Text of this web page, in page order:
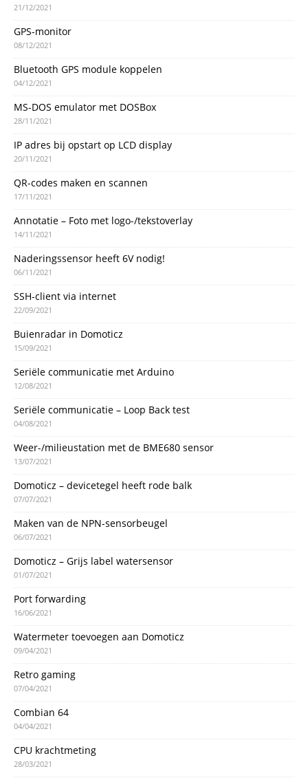
21/12/2021
GPS-monitor
08/12/2021
Bluetooth GPS module koppelen
04/12/2021
MS-DOS emulator met DOSBox
28/11/2021
IP adres bij opstart op LCD display
20/11/2021
QR-codes maken en scannen
17/11/2021
Annotatie – Foto met logo-/tekstoverlay
14/11/2021
Naderingssensor heeft 6V nodig!
06/11/2021
SSH-client via internet
22/09/2021
Buienradar in Domoticz
15/09/2021
Seriële communicatie met Arduino
12/08/2021
Seriële communicatie – Loop Back test
04/08/2021
Weer-/milieustation met de BME680 sensor
13/07/2021
Domoticz – devicetegel heeft rode balk
07/07/2021
Maken van de NPN-sensorbeugel
06/07/2021
Domoticz – Grijs label watersensor
01/07/2021
Port forwarding
16/06/2021
Watermeter toevoegen aan Domoticz
09/04/2021
Retro gaming
07/04/2021
Combian 64
04/04/2021
CPU krachtmeting
28/03/2021